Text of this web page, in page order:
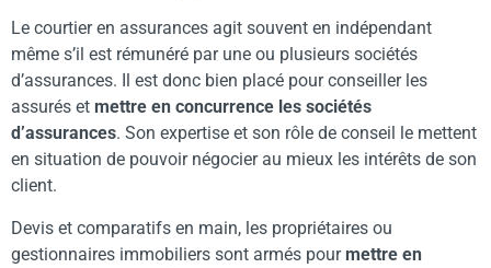
Le courtier en assurances agit souvent en indépendant
même s’il est rémunéré par une ou plusieurs sociétés
d’assurances. Il est donc bien placé pour conseiller les
assurés et mettre en concurrence les sociétés
d’assurances. Son expertise et son rôle de conseil le mettent
en situation de pouvoir négocier au mieux les intérêts de son
client.
Devis et comparatifs en main, les propriétaires ou
gestionnaires immobiliers sont armés pourmettre en